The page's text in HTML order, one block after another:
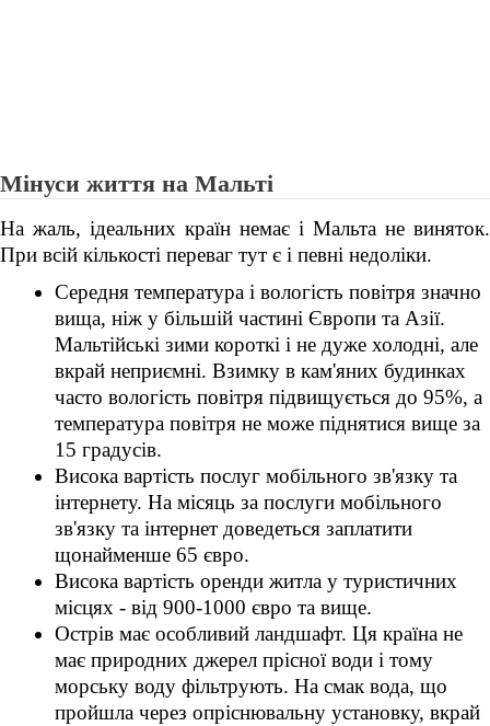
Мінуси життя на Мальті
На жаль, ідеальних країн немає і Мальта не виняток.
При всій кількості переваг тут є і певні недоліки.
Середня температура і вологість повітря значно
вища, ніж у більшій частині Європи та Азії.
Мальтійські зими короткі і не дуже холодні, але
вкрай неприємні. Взимку в кам'яних будинках
часто вологість повітря підвищується до 95%, а
температура повітря не може піднятися вище за
15 градусів.
Висока вартість послуг мобільного зв'язку та
інтернету. На місяць за послуги мобільного
зв'язку та інтернет доведеться заплатити
щонайменше 65 євро.
Висока вартість оренди житла у туристичних
місцях - від 900-1000 євро та вище.
Острів має особливий ландшафт. Ця країна не
має природних джерел прісної води і тому
морську воду фільтрують. На смак вода, що
пройшла через опріснювальну установку, вкрай